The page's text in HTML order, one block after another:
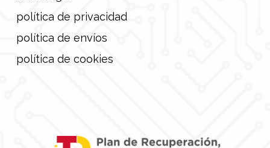
política de privacidad
política de envíos
política de cookies